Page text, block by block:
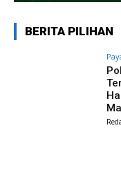
BERITA PILIHAN